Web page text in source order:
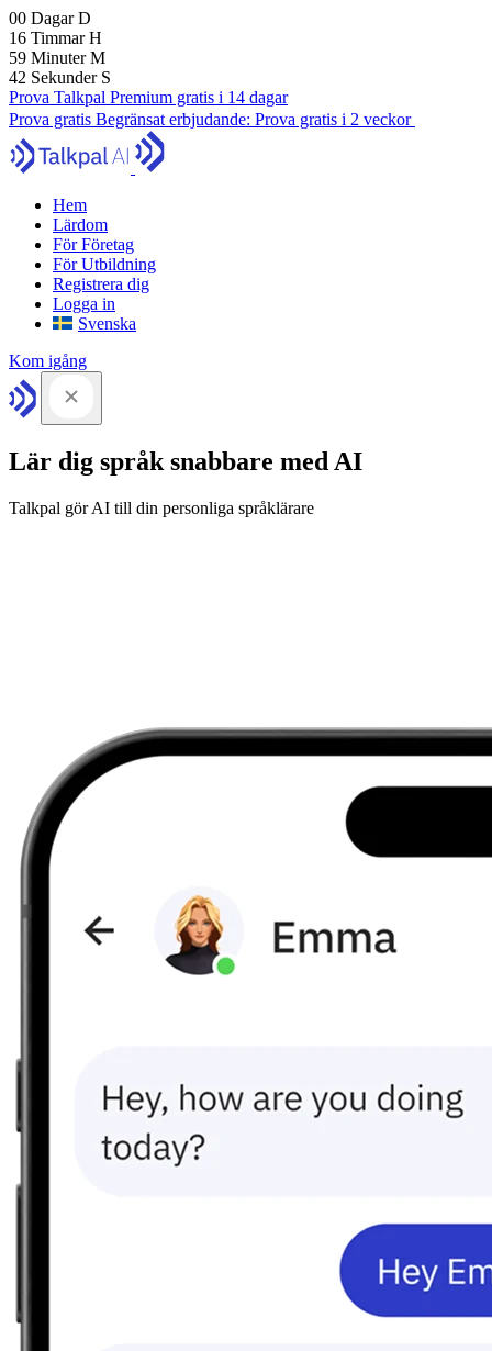
00 DagarD
16 TimmarH
59 MinuterM
41 Sekunder S
Prova Talkpal Premium gratis i 14 dagar
Prova gratis Begränsat erbjudande: Prova gratis i 2 veckor
Hem
Lärdom
För Företag
För Utbildning
Registrera dig
Logga in
Svenska
Kom igång
Lär dig språk snabbare med AI
Talkpal gör AI till din personliga språklärare